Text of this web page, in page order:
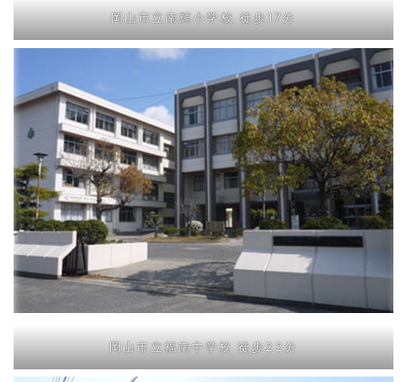
岡山市立南輝小学校 徒歩17分
岡山市立福南中学校 徒歩22分